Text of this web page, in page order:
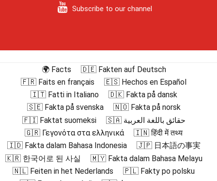
Subscribe to our channel
🌍 Facts
🇩🇪 Fakten auf Deutsch
🇫🇷 Faits en français
🇪🇸 Hechos en Español
🇮🇹 Fatti in Italiano
🇩🇰 Fakta på dansk
🇸🇪 Fakta på svenska
🇳🇴 Fakta på norsk
🇫🇮 Faktat suomeksi
🇸🇦 حقائق باللغة العربية
🇬🇷 Γεγονότα στα ελληνικά
🇮🇳 हिंदी में तथ्य
🇮🇩 Fakta dalam Bahasa Indonesia
🇯🇵 日本語の事実
🇰🇷 한국어로 된 사실
🇲🇾 Fakta dalam Bahasa Melayu
🇳🇱 Feiten in het Nederlands
🇵🇱 Fakty po polsku